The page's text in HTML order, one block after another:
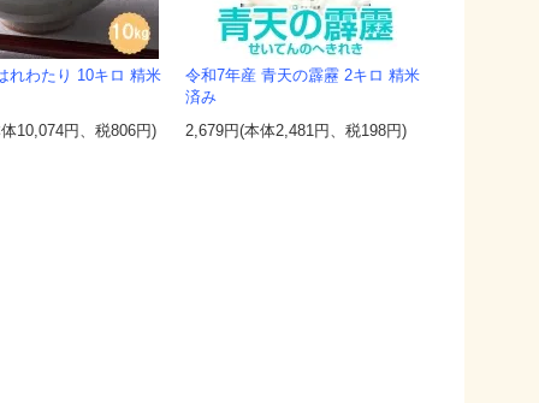
れわたり 10キロ 精米
10,074円、税806円)
令和7年産 青天の霹靂 2キロ 精米
済み
2,679円(本体2,481円、税198円)